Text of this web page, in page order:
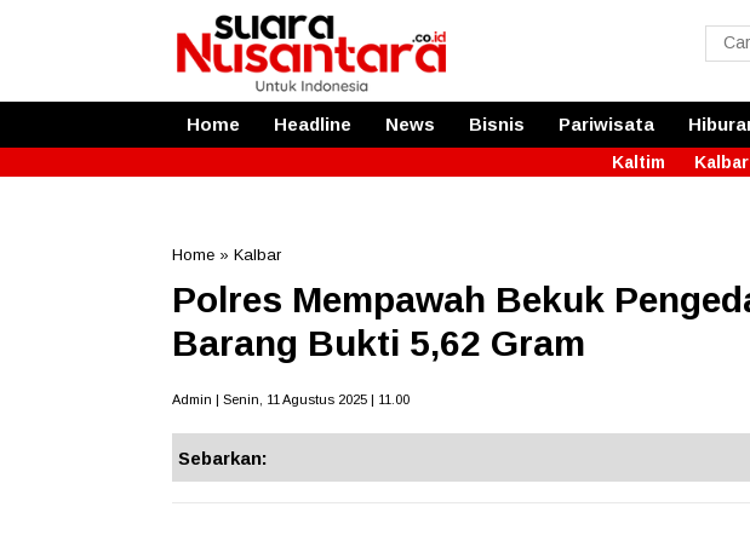
Home Headline News Bisnis Pariwisata
Kaltim Kalbar
Home » Kalbar
Polres Mempawah Bekuk
Barang Bukti 5,62 Gram
Admin | Senin, 11 Agustus 2025 | 11.00
Sebarkan: